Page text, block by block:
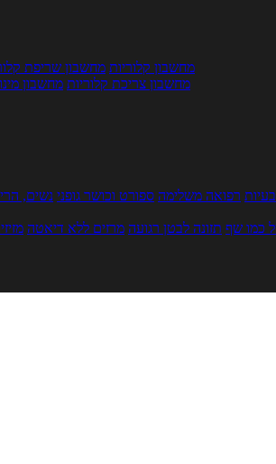
מחשבון קלוריות מחשבון שריפת
מחשבון צריכת קלוריות מחשבון
רפואה משלימה ספורט וכושר גופני נשים,
כמו שף תזונה לבטן רגועה מרזים ללא דיאטה